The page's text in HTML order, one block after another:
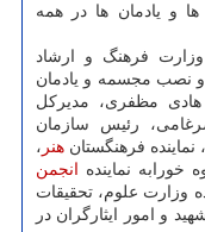
و یادمان ها در همه
فرهنگ و ارشاد
نصب مجسمه و یادمان
مظفری، مدیرکل
رئیس سازمان
فرهنگستان هنر ،
خورابه نماینده انجمن
وزارت علوم، تحقیقات
و امور ایثارگران در